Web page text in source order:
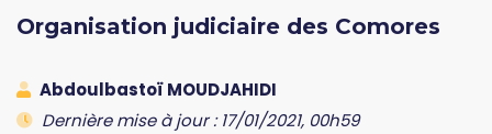
Organisation judiciaire des Comores
Abdoulbastoï MOUDJAHIDI
Dernière mise à jour : 17/01/2021, 00h59